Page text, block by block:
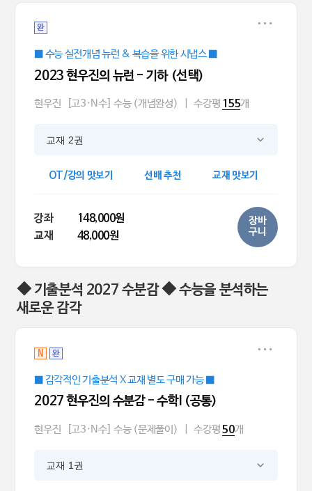
완
■ 수능 실전개념 뉴런 & 복습을 위한 시냅스 ■
2023 현우진의 뉴런 - 기하 (선택)
현우진 [고3·N수] 수능 (개념완성) 수강평 155개
교재 2권
OT/강의 맛보기 선배 추천 교재 맛보기
강좌
148,000원
교재
48,000원
장바
구니
◆ 기출분석 2027 수분감 ◆ 수능을 분석하는
새로운 감각
N 완
■ 감각적인 기출분석 X 교재 별도 구매 가능 ■
2027 현우진의 수분감 - 수학I (공통)
현우진 [고3·N수] 수능 (문제풀이) 수강평50개
교재 1권